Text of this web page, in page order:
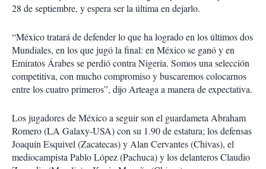
28 de septiembre, y espera ser la última en dejarlo.
“México tratará de defender lo que ha logrado en los últimos dos
Mundiales, en los que jugó la final: en México se ganó y en
Emiratos Árabes se perdió contra Nigeria. Somos una selección
competitiva, con mucho compromiso y buscaremos colocarnos
entre los cuatro primeros”, dijo Arteaga a manera de expectativa.
Los jugadores de México a seguir son el guardameta Abraham
Romero (LA Galaxy-USA) con su 1.90 de estatura; los defensas
Joaquín Esquivel (Zacatecas) y Alan Cervantes (Chivas), el
mediocampista Pablo López (Pachuca) y los delanteros Claudio